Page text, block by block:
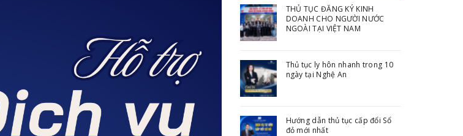
THỦ TỤC ĐĂNG KÝ KINH
DOANH CHO NGƯỜI NƯỚC
NGOÀI TẠI VIỆT NAM
Thủ tục ly hôn nhanh trong 10
ngày tại Nghệ An
Hướng dẫn thủ tục cấp đổi Sổ
đỏ mới nhất